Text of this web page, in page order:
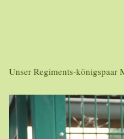
Unser Regiments-königspaar